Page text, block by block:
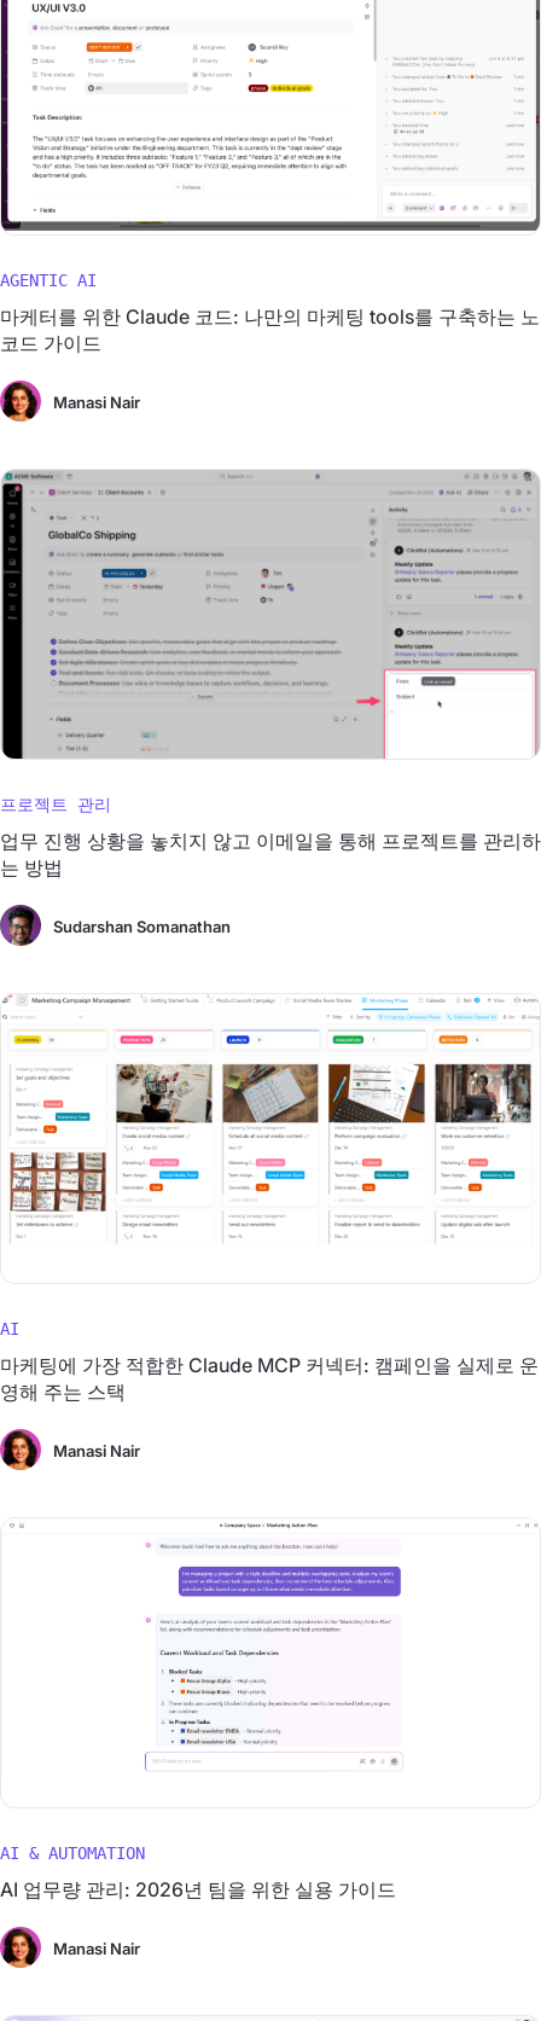
AGENTIC AI
마케터를 위한 Claude 코드: 나만의 마케팅 tools를 구축하는 노
코드 가이드
Manasi Nair
프로젝트 관리
업무 진행 상황을 놓치지 않고 이메일을 통해 프로젝트를 관리하
는 방법
Sudarshan Somanathan
AI
마케팅에 가장 적합한 Claude MCP 커넥터: 캠페인을 실제로 운
영해 주는 스택
Manasi Nair
AI & AUTOMATION
AI 업무량 관리: 2026년 팀을 위한 실용 가이드
Manasi Nair